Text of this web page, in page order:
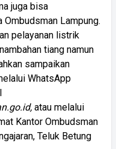
juga bisa
Ombudsman Lampung.
pelayanan listrik
tiang namun
sampaikan
WhatsApp
atau melalui
Kantor Ombudsman
Teluk Betung